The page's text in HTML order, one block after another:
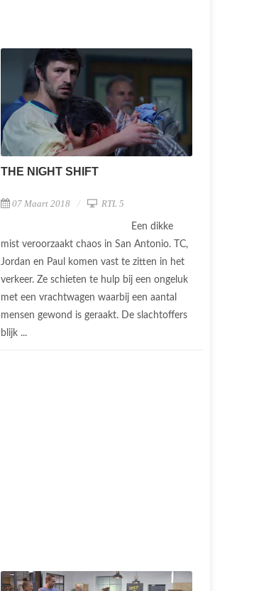
THE NIGHT SHIFT
07 Maart 2018 RTL 5
Een dikke
mist veroorzaakt chaos in San Antonio. TC,
Jordan en Paul komen vast te zitten in het
verkeer. Ze schieten te hulp bij een ongeluk
met een vrachtwagen waarbij een aantal
mensen gewond is geraakt. De slachtoffers
blijk ...